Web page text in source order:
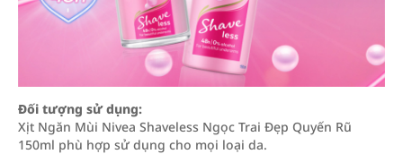
Đối tượng sử dụng:
Xịt Ngăn Mùi Nivea Shaveless Ngọc Trai Đẹp Quyến Rũ
150ml phù hợp sử dụng cho mọi loại da.